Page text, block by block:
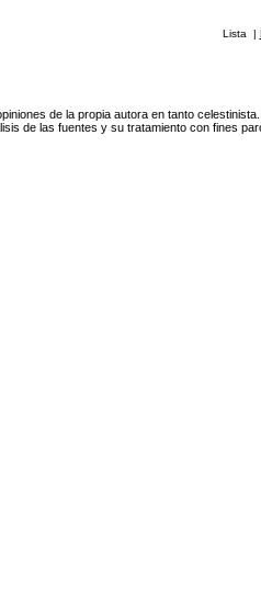
Lista |
de la propia autora en tanto
de las fuentes y su tratamiento con fines